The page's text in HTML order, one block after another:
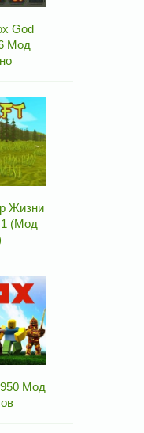
God
Мод
Жизни
(Мод
Мод